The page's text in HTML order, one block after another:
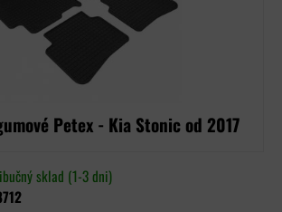
Petex - Kia Stonic od 2017
sklad (1-3 dni)